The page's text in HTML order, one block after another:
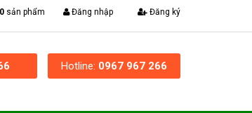
0 sản phẩm Đăng nhập Đăng ký
Hotline: 0967 967 266